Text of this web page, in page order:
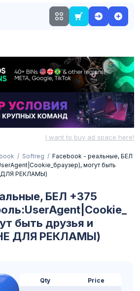
I want to buy ad space here!
Softreg
Facebook - реальные, БЕЛ
могут быть
ДЛЯ РЕКЛАМЫ)
БЕЛ +375
быть друзья и
ДЛЯ РЕКЛАМЫ)
Qty Price